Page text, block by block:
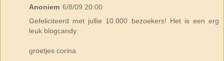
Anoniem 6/8/09 20:00
Gefeliciteerd met jullie 10.000 bezoekers! Het is een erg
leuk blogcandy
groetjes corina